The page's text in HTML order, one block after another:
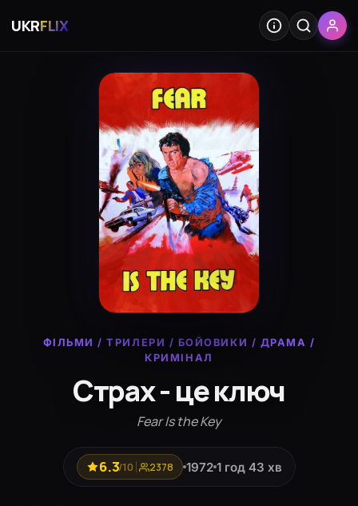
UKRFLIX
ФІЛЬМИ /ТРИЛЕРИ / БОЙОВИКИ / ДРАМА /
КРИМІНАЛ
Страх - це ключ
Fear Is the Key
6.3/10 2378 1972 1 год 43 хв